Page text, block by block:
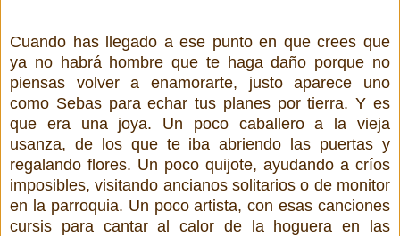
Cuando has llegado a ese punto en que crees que
ya no habrá hombre que te haga daño porque no
piensas volver a enamorarte, justo aparece uno
como Sebas para echar tus planes por tierra. Y es
que era una joya. Un poco caballero a la vieja
usanza, de los que te iba abriendo las puertas y
regalando flores. Un poco quijote, ayudando a críos
imposibles, visitando ancianos solitarios o de monitor
en la parroquia. Un poco artista, con esas canciones
cursis para cantar al calor de la hoguera en las